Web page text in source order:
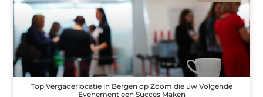
Top Vergaderlocatie in Bergen op Zoom die uw Volgende
Evenement een Succes Maken